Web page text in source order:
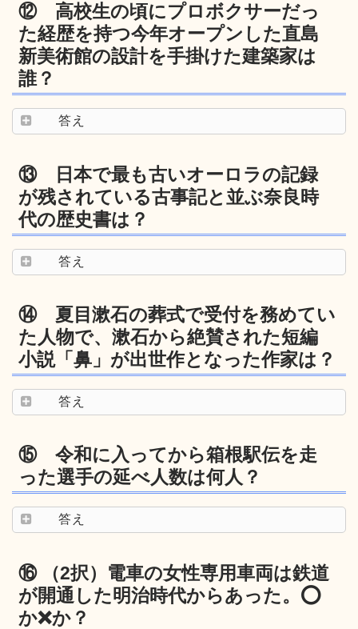
⑫ 高校生の頃にプロボクサーだっ
た経歴を持つ今年オープンした直島
新美術館の設計を手掛けた建築家は
誰？
答え
⑬ 日本で最も古いオーロラの記録
が残されている古事記と並ぶ奈良時
代の歴史書は？
答え
⑭ 夏目漱石の葬式で受付を務めてい
た人物で、漱石から絶賛された短編
小説「鼻」が出世作となった作家は？
答え
⑮ 令和に入ってから箱根駅伝を走
った選手の延べ人数は何人？
答え
⑯ （2択）電車の女性専用車両は鉄道
が開通した明治時代からあった。⭕️
か❌か？